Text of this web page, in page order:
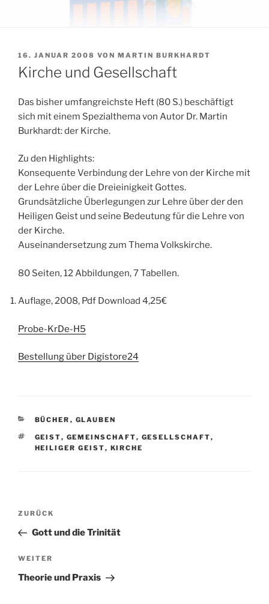
VERÖFFENTLICHT
AM
16. JANUAR 2008 VON MARTIN BURKHARDT
Kirche und Gesellschaft
Das bisher umfangreichste Heft (80 S.) beschäftigt
sich mit einem Spezialthema von Autor Dr. Martin
Burkhardt: der Kirche.
Zu den Highlights:
Konsequente Verbindung der Lehre von der Kirche mit
der Lehre über die Dreieinigkeit Gottes.
Grundsätzliche Überlegungen zur Lehre über der den
Heiligen Geist und seine Bedeutung für die Lehre von
der Kirche.
Auseinandersetzung zum Thema Volkskirche.
80 Seiten, 12 Abbildungen, 7 Tabellen.
Auflage, 2008, Pdf Download 4,25€
Probe-KrDe-H5
Bestellung über Digistore24
KATEGORIEN
BÜCHER , GLAUBEN
SCHLAGWÖRTER
GEIST, GEMEINSCHAFT, GESELLSCHAFT,
HEILIGER GEIST, KIRCHE
Beitragsnavigation
Vorheriger
Beitrag
ZURÜCK
Gott und die Trinität
Nächster
Beitrag
WEITER
Theorie und Praxis